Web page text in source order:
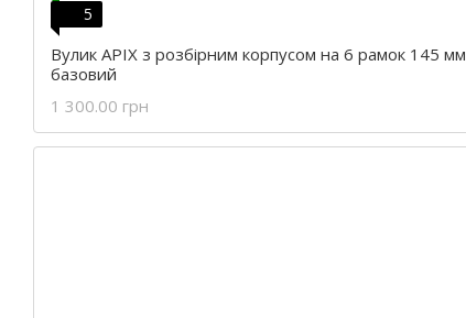
5
Вулик APIX з розбірним корпусом на 6 рамок 145 мм
базовий
1 300.00 грн